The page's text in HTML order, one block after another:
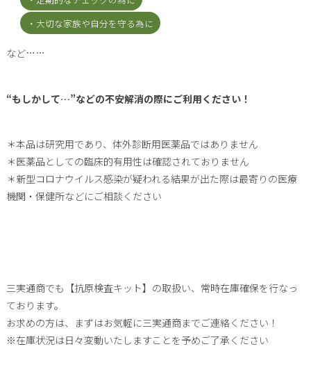
・大切な家族や自分を守る為に
など……
“もしかして…”などの不安解消の際にご利用ください！
＊本品は研究用であり、体外診断用医薬品ではありません
＊医薬品としての臨床的有用性は確認されておりません
＊新型コロナウイルス感染が疑われる結果が出た際は最寄りの医療
機関・保健所などにご相談ください
三実通商でも【抗原検査キット】の取扱い、常時在庫確保を行なっ
ております。
お求めの方は、まずはお気軽に三実通商までご連絡ください！
※在庫状況は日々変動いたしますことを予めご了承ください